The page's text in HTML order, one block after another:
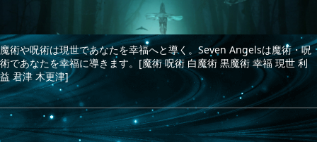
魔術や呪術は現世であなたを幸福へと導く。Seven Angelsは魔術・呪
術であなたを幸福に導きます。[魔術 呪術 白魔術 黒魔術 幸福 現世 利
益 君津 木更津]
サイド


次へ
